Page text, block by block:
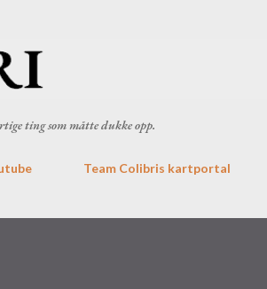
ting som måtte dukke opp.
Team Colibris kartportal